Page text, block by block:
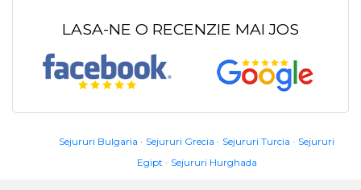
LASA-NE O RECENZIE MAI JOS
Sejururi Bulgaria Sejururi Grecia Sejururi Turcia
Sejururi
Egipt
Sejururi Hurghada